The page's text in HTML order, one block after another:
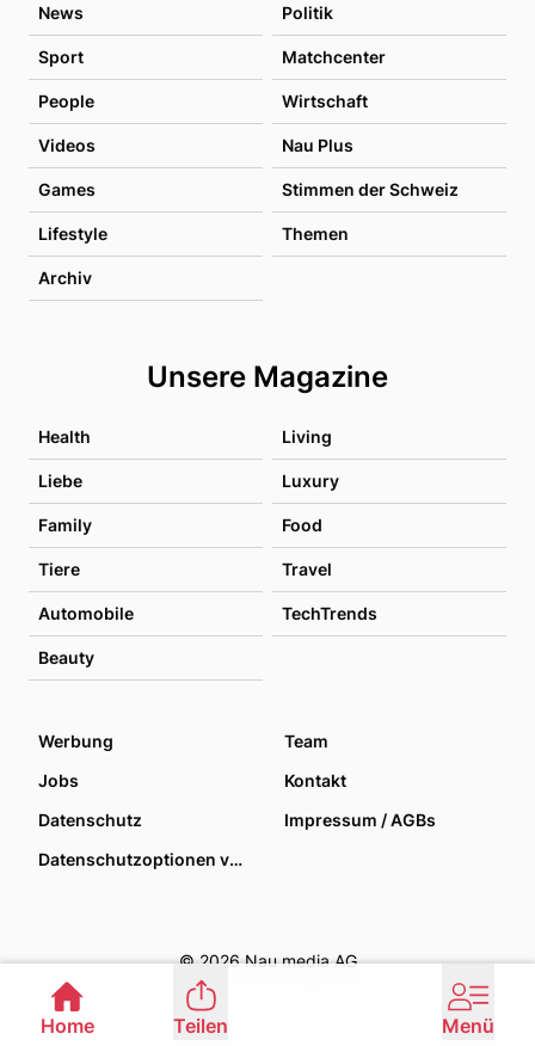
News Politik
Sport Matchcenter
People Wirtschaft
Videos Nau Plus
Games Stimmen der Schweiz
Lifestyle Themen
Archiv
Unsere Magazine
Health Living
Liebe Luxury
Family Food
Tiere Travel
Automobile TechTrends
Beauty
Werbung
Team
Jobs
Kontakt
Datenschutz
Impressum / AGBs
Datenschutzoptionen verwalten
© 2026 Nau media AG
Home Teilen Menü